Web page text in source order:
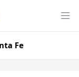
Fe